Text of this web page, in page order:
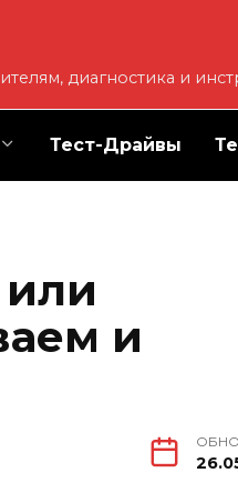
диагностика и
Тест-Драйвы
и